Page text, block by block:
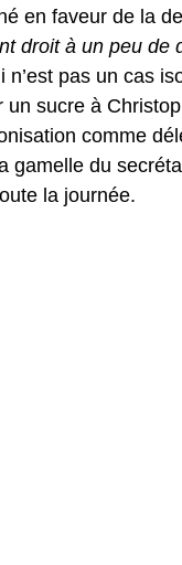
en faveur de la
droit à un peu de
pas un cas
sucre à
comme
gamelle du
la journée.